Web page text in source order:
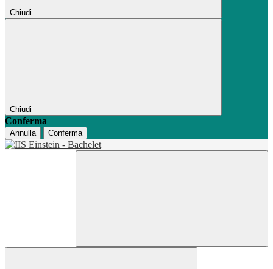
Chiudi
Chiudi
Conferma
Annulla Conferma